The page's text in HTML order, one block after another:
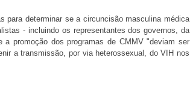
para determinar se a circuncisão masculina médica
- incluindo os representantes dos governos, da
a promoção dos programas de CMMV "deviam ser
a transmissão, por via heterossexual, do VIH nos